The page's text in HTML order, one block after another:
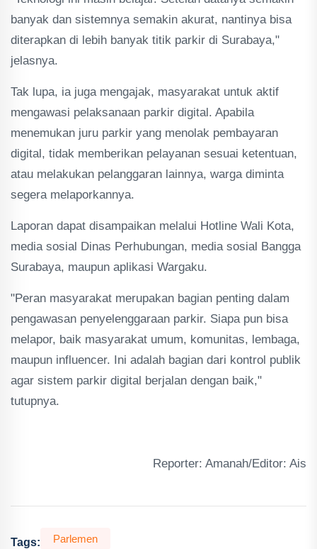
banyak dan sistemnya semakin akurat, nantinya bisa
diterapkan di lebih banyak titik parkir di Surabaya,"
jelasnya.
Tak lupa, ia juga mengajak, masyarakat untuk aktif
mengawasi pelaksanaan parkir digital. Apabila
menemukan juru parkir yang menolak pembayaran
digital, tidak memberikan pelayanan sesuai ketentuan,
atau melakukan pelanggaran lainnya, warga diminta
segera melaporkannya.
Laporan dapat disampaikan melalui Hotline Wali Kota,
media sosial Dinas Perhubungan, media sosial Bangga
Surabaya, maupun aplikasi Wargaku.
"Peran masyarakat merupakan bagian penting dalam
pengawasan penyelenggaraan parkir. Siapa pun bisa
melapor, baik masyarakat umum, komunitas, lembaga,
maupun influencer. Ini adalah bagian dari kontrol publik
agar sistem parkir digital berjalan dengan baik,"
tutupnya.
Reporter: Amanah/Editor: Ais
Tags: Parlemen